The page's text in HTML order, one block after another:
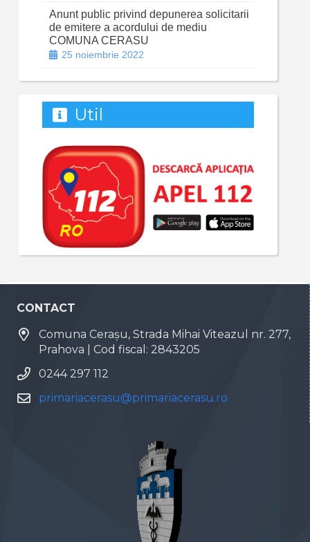
Anunt public privind depunerea solicitarii
de emitere a acordului de mediu
COMUNA CERASU
25 noiembrie 2022
Util
CONTACT
Comuna Cerașu, Strada Mihai Viteazul nr. 277,
Prahova | Cod fiscal: 2843205
0244 297 112
primariacerasu@primariacerasu.ro